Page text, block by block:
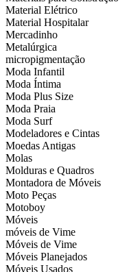
Material Elétrico
Material Hospitalar
Mercadinho
Metalúrgica
micropigmentação
Moda Infantil
Moda Íntima
Moda Plus Size
Moda Praia
Moda Surf
Modeladores e Cintas
Moedas Antigas
Molas
Molduras e Quadros
Montadora de Móveis
Moto Peças
Motoboy
Móveis
móveis de Vime
Móveis de Vime
Móveis Planejados
Móveis Usados